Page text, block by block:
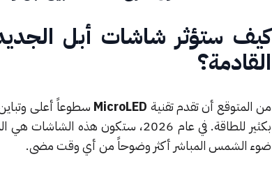
كيف ستؤثر شاشات أبل
القادمة؟
من المتوقع أن تقدم تقنية MicroLED
بكثير للطاقة. في عام 2026، ستكون
ضوء الشمس المباشر أكثر وضوحاً من أي وقت مضى.